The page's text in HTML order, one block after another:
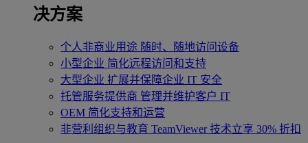
决方案
个人非商业用途 随时、随地访问设备
小型企业 简化远程访问和支持
大型企业 扩展并保障企业 IT 安全
托管服务提供商 管理并维护客户 IT
OEM 简化支持和运营
非营利组织与教育 TeamViewer 技术立享 30% 折扣